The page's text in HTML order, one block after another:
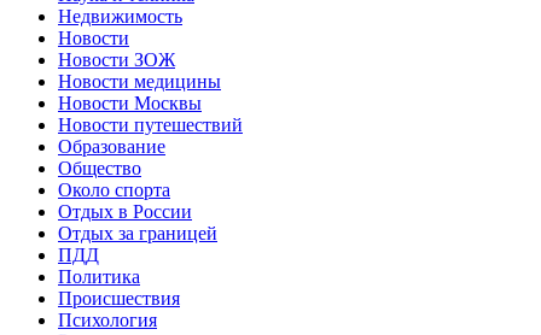
Недвижимость
Новости
Новости ЗОЖ
Новости медицины
Новости Москвы
Новости путешествий
Образование
Общество
Около спорта
Отдых в России
Отдых за границей
ПДД
Политика
Происшествия
Психология